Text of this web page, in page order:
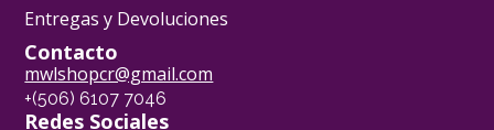
Entregas y Devoluciones
Contacto
mwlshopcr@gmail.com
+(506) 6107 7046
Redes Sociales